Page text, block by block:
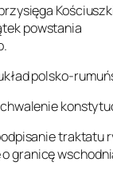
powstania
polsko-
traktatu
granicę